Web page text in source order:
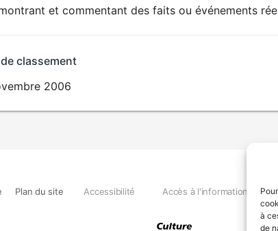
à
de
DÉCONSEILLÉ
et commentant des faits ou événements
classement
2006
Plan du site Accessibilité Accès à l'information